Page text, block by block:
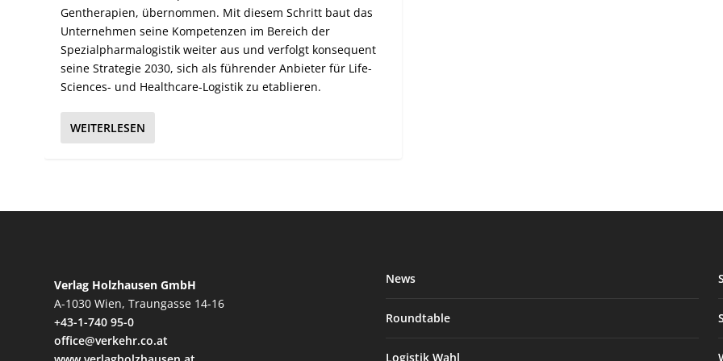
Gentherapien, übernommen. Mit diesem Schritt baut das
Unternehmen seine Kompetenzen im Bereich der
Spezialpharmalogistik weiter aus und verfolgt konsequent
seine Strategie 2030, sich als führender Anbieter für Life-
Sciences- und Healthcare-Logistik zu etablieren.
WEITERLESEN
Verlag Holzhausen GmbH
A-1030 Wien, Traungasse 14-16
+43-1-740 95-0
office@verkehr.co.at
News
Roundtable
Logistik Wahl